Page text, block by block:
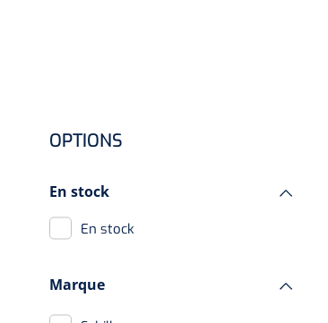
OPTIONS
En stock
En stock
Marque